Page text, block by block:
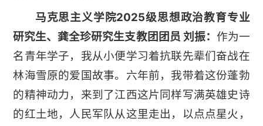
马克思主义学院2025级思想政治教育专业
研究生、龚全珍研究生支教团团员 刘振： 作为一
名青年学子，我从小便学习着抗联先辈们奋战在
林海雪原的爱国故事。六年前，我带着这份蓬勃
的精神动力，来到了江西这片同样写满英雄史诗
的红土地，人民军队从这里走出，以点点星火，